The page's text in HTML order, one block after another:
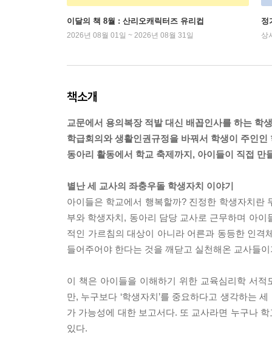
이달의 책 8월 : 산리오캐릭터즈 유리컵
2026년 08월 01일 ~ 2026년 08월 31일
정
상
책소개
교문에서 용의복장 적발 대신 배꼽인사를 하는 학
학급회의와 생활인권규정을 바꿔서 학생이 주인인
동아리 활동에서 학교 축제까지, 아이들이 직접 만
별난 세 교사의 좌충우돌 학생자치 이야기
아이들은 학교에서 행복할까? 진정한 학생자치란
부와 학생자치, 동아리 담당 교사로 근무하며 아
적인 가르침의 대상이 아니라 어른과 동등한 인
들어주어야 한다는 것을 깨닫고 실천해온 교사들
이 책은 아이들을 이해하기 위한 교육심리학 서
만, 누구보다 ‘학생자치’를 중요하다고 생각하는
가 가능성에 대한 보고서다. 또 교사라면 누구나
있다.